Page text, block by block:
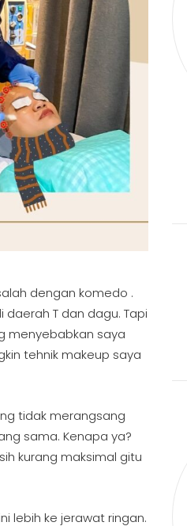
dengan komedo .
daerah T dan dagu. Tapi
menyebabkan saya
tehnik makeup saya
tidak merangsang
sama. Kenapa ya?
kurang maksimal gitu
lebih ke jerawat ringan.